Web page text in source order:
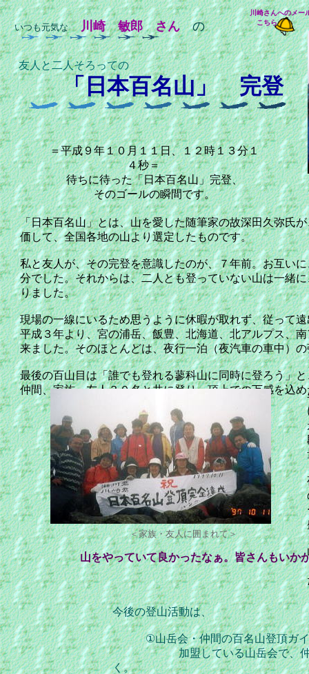
いつも元気な 川崎 敏郎 さんの
「日本百名山」完登
「日本百名山」とは、山を愛した随筆家の故深田久弥氏
価して、全国各地の山より選定したものです。
私と友人が、その完登を意識したのが、７年前。お互い
分でした。それからは、二人とも登っていない山は一緒
りました。
現場の一線にいるため思うように休暇が取れず、従って
平成３年より、宮の浦岳、飯豊、北海道、北アルプス、
来ました。そのほとんどは、夜行一泊（夜汽車の車中）
最後の百山目は「誰でも登れる蓼科山に同時に登ろう」
仲間、家族、友人３０名と共に登り、頂上での万感を込
＝平成９年１０月１１日、１２時１３分１
４秒＝
待ちに待った「日本百名山」完登、
そのゴールの瞬間です。
今後の登山活動は、
①山岳会・仲間の百名山登頂ガ
加盟している山岳会で、仲間の
く。
山をやっていて良かったなぁ。皆さんもいか
友人と二人そろっての
＜家族・友人に囲まれて＞
川崎さんへのメー
こちら